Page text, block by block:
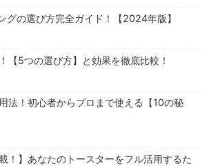
グの選び方完全ガイド！【2024年版】
【5つの選び方】と効果を徹底比較！
法！初心者からプロまで使える【10の秘
！】あなたのトースターをフル活用するた